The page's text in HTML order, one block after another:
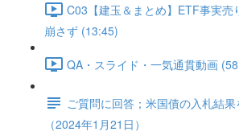
C03【建玉＆まとめ】ETF事実売
崩さず (13:45)
QA・スライド・一気通貫動画
ご質問に回答；米国債の入札結
（2024年1月21日）